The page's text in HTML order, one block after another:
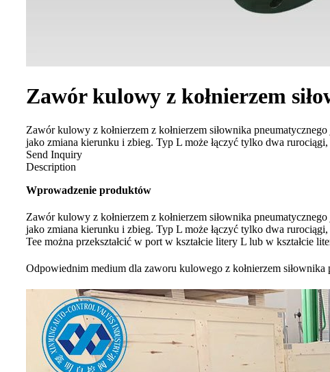
Zawór kulowy z kołnierzem
Zawór kulowy z kołnierzem z kołnierzem siłownika
jako zmiana kierunku i zbieg. Typ L może łączyć tylko dwa
Send Inquiry
Description
Wprowadzenie produktów
Zawór kulowy z kołnierzem z kołnierzem siłownika
jako zmiana kierunku i zbieg. Typ L może łączyć tylko dwa
Tee można przekształcić w port w kształcie litery L lub w kształcie
Odpowiednim medium dla zaworu kulowego z kołnierzem